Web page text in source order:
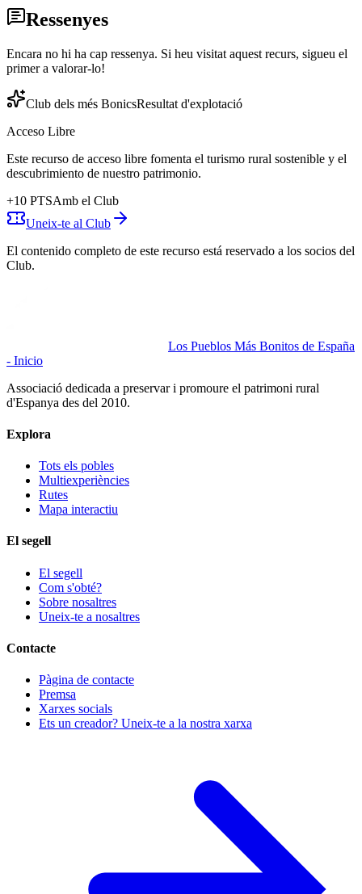
Ressenyes
Encara no hi ha cap ressenya. Si heu visitat aquest recurs, sigueu el
primer a valorar-lo!
Club dels més BonicsResultat d'explotació
Acceso Libre
Este recurso de acceso libre fomenta el turismo rural sostenible y el
descubrimiento de nuestro patrimonio.
+10 PTSAmb el Club
Uneix-te al Club
El contenido completo de este recurso está reservado a los socios del
Club.
Los Pueblos Más Bonitos de España
- Inicio
Associació dedicada a preservar i promoure el patrimoni rural
d'Espanya des del 2010.
Explora
Tots els pobles
Multiexperiències
Rutes
Mapa interactiu
El segell
El segell
Com s'obté?
Sobre nosaltres
Uneix-te a nosaltres
Contacte
Pàgina de contacte
Premsa
Xarxes socials
Ets un creador? Uneix-te a la nostra xarxa